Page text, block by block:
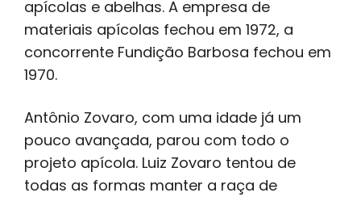
apícolas e abelhas. A empresa de
materiais apícolas fechou em 1972, a
concorrente Fundição Barbosa fechou em
1970.
Antônio Zovaro, com uma idade já um
pouco avançada, parou com todo o
projeto apícola. Luiz Zovaro tentou de
todas as formas manter a raça de